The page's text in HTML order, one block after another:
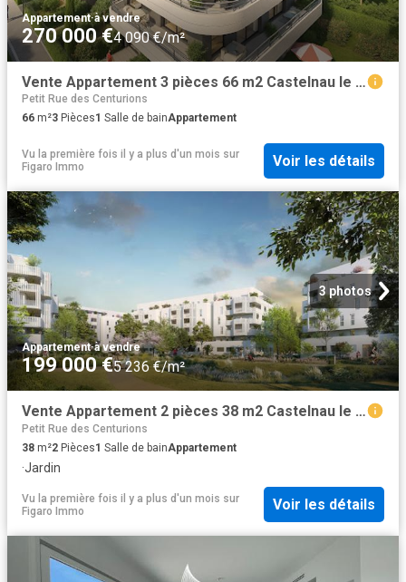
Appartement·à vendre
270 000 €4 090 €/m²
Vente Appartement 3 pièces 66 m2 Castelnau le Lez
Petit Rue des Centurions
66 m²3 Pièces1 Salle de bainAppartement
Vu la première fois il y a plus d'un mois sur
Figaro Immo
Voir les détails
3 photos
Appartement·à vendre
199 000 €5 236 €/m²
Vente Appartement 2 pièces 38 m2 Castelnau le Lez
Petit Rue des Centurions
38 m²2 Pièces1 Salle de bainAppartement
·Jardin
Vu la première fois il y a plus d'un mois sur
Figaro Immo
Voir les détails